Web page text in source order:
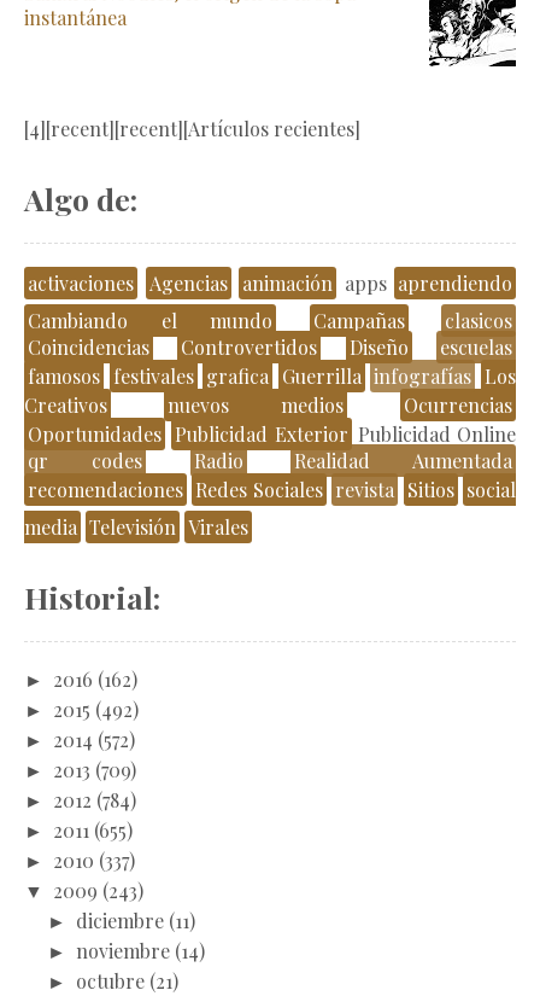
instantánea
[4][recent][recent][Artículos recientes]
Algo de:
activaciones Agencias animación apps aprendiendo
Cambiando el mundo
Campañas
clasicos
Coincidencias
Controvertidos Diseño
escuelas
famosos festivales grafica Guerrilla infografías Los
Creativos
nuevos medios
Ocurrencias
Oportunidades Publicidad Exterior Publicidad Online
qr codes
Radio
Realidad Aumentada
recomendaciones Redes Sociales revista Sitios social
media Televisión Virales
Historial:
► 2016 (162)
► 2015 (492)
► 2014 (572)
► 2013 (709)
► 2012 (784)
► 2011 (655)
► 2010 (337)
▼ 2009 (243)
► diciembre (11)
► noviembre (14)
► octubre (21)